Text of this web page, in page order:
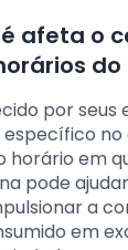
afeta o
do
por seus
horário em
pode
a
em